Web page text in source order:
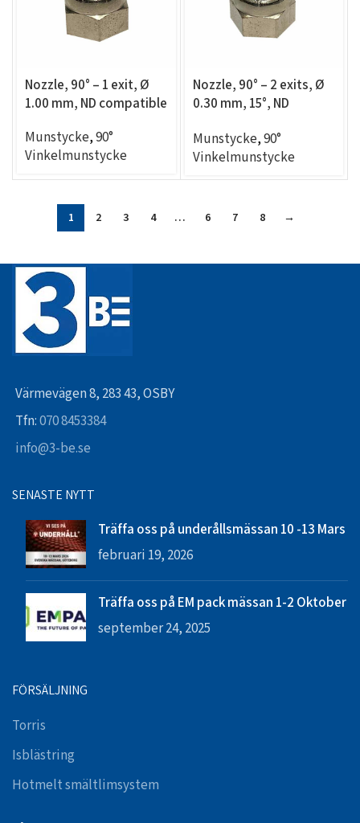
Nozzle, 90° – 1 exit, Ø
1.00 mm, ND compatible
Munstycke,90°
Vinkelmunstycke
Nozzle, 90° – 2 exits, Ø
0.30 mm, 15°, ND
Munstycke,90°
Vinkelmunstycke
1 2 3 4 … 6 7 8 →
Värmevägen 8, 283 43, OSBY
Tfn:070 8453384
info@3-be.se
SENASTE NYTT
Träffa oss på underållsmässan 10 -13 Mars
februari 19, 2026
Träffa oss på EM pack mässan 1-2 Oktober
september 24, 2025
FÖRSÄLJNING
Torris
Isblästring
Hotmelt smältlimsystem